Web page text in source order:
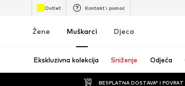
Outlet Kontakt i pomoć
Žene Muškarci Djeca
Ekskluzivna kolekcija Sniženje Odjeća
BESPLATNA DOSTAVA* I POVRAT